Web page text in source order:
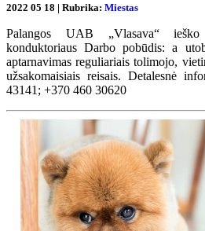
2022 05 18 | Rubrika: Miestas
Palangos UAB „Vlasava“
konduktoriaus Darbo pobūdis: a
aptarnavimas reguliariais tolimojo,
užsakomaisiais reisais. Detalesnė
43141; +370 460 30620